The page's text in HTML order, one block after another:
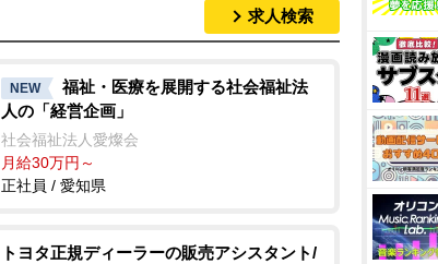
t
求人検索
NEW
福祉・医療を展開する社会福祉法
人の「経営企画」
社会福祉法人愛燦会
月給30万円～
正社員 / 愛知県
トヨタ正規ディーラーの販売アシスタント/